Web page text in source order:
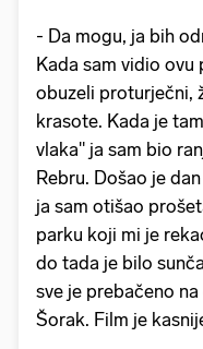
- Da mogu, ja bih
Kada sam vidio ovu
obuzeli proturječni,
krasote. Kada je
vlaka" ja sam bio
Rebru. Došao je
ja sam otišao
parku koji mi je
do tada je bilo
sve je prebačeno
Šorak. Film je